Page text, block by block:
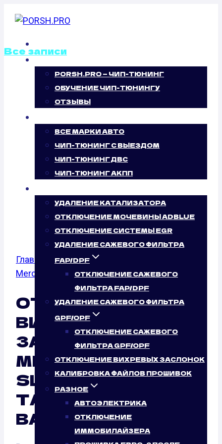
PORSH.PRO — ЧИП-ТЮНИНГ
ОБУЧЕНИЕ ЧИП-ТЮНИНГУ
ОТЗЫВЫ
ВСЕ МАРКИ АВТО
ЧИП-ТЮНИНГ С ВЫЕЗДОМ
ЧИП-ТЮНИНГ ДВС
ЧИП-ТЮНИНГ АКПП
УДАЛЕНИЕ КАТАЛИЗАТОРА
ОТКЛЮЧЕНИЕ МОЧЕВИНЫ ADBLUE
ОТКЛЮЧЕНИЕ СИСТЕМЫ EGR
УДАЛЕНИЕ САЖЕВОГО ФИЛЬТРА
FAP/DPF
ОТКЛЮЧЕНИЕ САЖЕВОГО
ФИЛЬТРА FAP/DPF
УДАЛЕНИЕ САЖЕВОГО ФИЛЬТРА
GPF/OPF
ОТКЛЮЧЕНИЕ САЖЕВОГО
ФИЛЬТРА GPF/OPF
ОТКЛЮЧЕНИЕ ВИХРЕВЫХ ЗАСЛОНОК
КАЛИБРОВКА ФАЙЛОВ ПРОШИВОК
РАЗНОЕ
АВТОЭЛЕКТРИКА
ОТКЛЮЧЕНИЕ
ИММОБИЛАЙЗЕРА
Все записи
ОТКЛЮЧЕНИЕ
ВИХРЕВЫХ
ЗАСЛОНОК
MERCEDES
BENZ SLK-
CLASS (R171)
Главная /Отключение вихревых заслонок
Mercedes Benz/SLK-class (R171)
ОТКЛЮЧЕНИЕ
ВИХРЕВЫХ
ЗАСЛОНОК
MERCEDES BENZ
SLK-CLASS (R171):
ТАК ЛИ ЭТО НУЖНО
ВАШЕМУ АВТО?